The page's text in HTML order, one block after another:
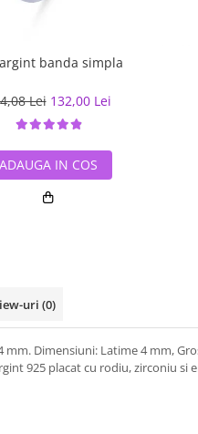
banda simpla
Lei 132,00 Lei
ADAUGA IN COS
uri (0)
mm. Dimensiuni: Latime 4 mm,
925 placat cu rodiu, zirconiu si